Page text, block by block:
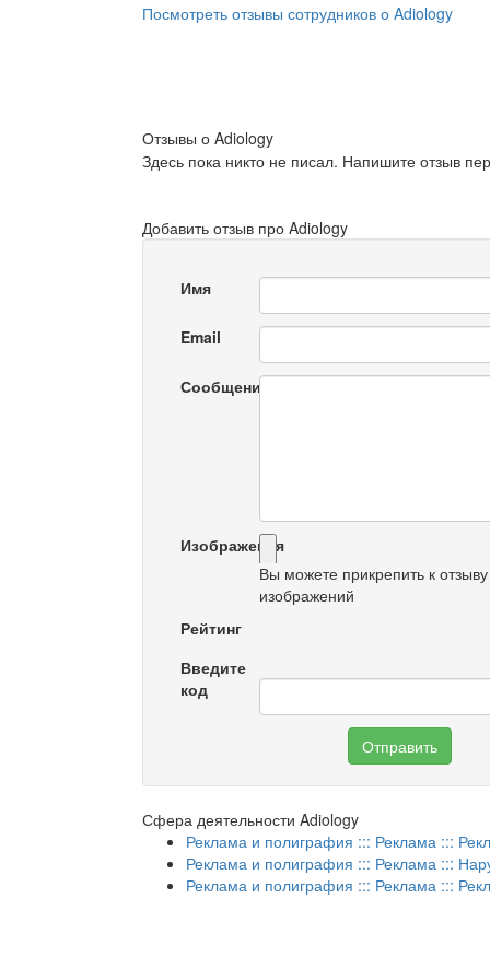
Посмотреть отзывы сотрудников о Adiology
Отзывы о Adiology
Здесь пока никто не писал. Напишите отзыв
Добавить отзыв про Adiology
Имя
Email
Сообщение
Изображения
Вы можете прикрепить к
изображений
Рейтинг
Введите
код
Отправить
Сфера деятельности Adiology
Реклама и полиграфия ::: Реклама :::
Реклама и полиграфия ::: Реклама :::
Реклама и полиграфия ::: Реклама :::